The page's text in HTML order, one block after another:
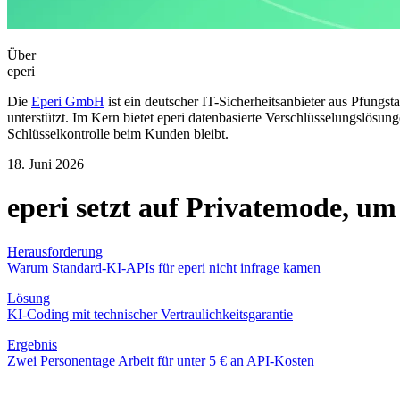
Über
eperi
Die Eperi GmbH ist ein deutscher IT-Sicherheitsanbieter aus
unterstützt. Im Kern bietet eperi datenbasierte
Schlüsselkontrolle beim Kunden bleibt.
18. Juni 2026
eperi setzt auf Privatemode,
Herausforderung
Warum Standard-KI-APIs für eperi nicht infrage kamen
Lösung
KI-Coding mit technischer Vertraulichkeitsgarantie
Ergebnis
Zwei Personentage Arbeit für unter 5 € an API-Kosten